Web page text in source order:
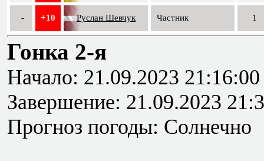
- +10 Руслан Шевчук Частник 1
Гонка 2-я
Начало: 21.09.2023 21:16:00
Завершение: 21.09.2023
Прогноз погоды: Солнечно